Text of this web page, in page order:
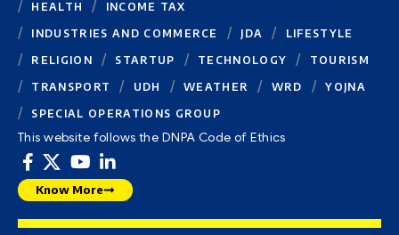
HEALTH
INCOME TAX
INDUSTRIES AND COMMERCE
JDA
LIFESTYLE
RELIGION
STARTUP TECHNOLOGY
TOURISM
TRANSPORT
UDH WEATHER WRD
YOJNA
SPECIAL OPERATIONS GROUP
This website follows the DNPA Code of Ethics
Know More